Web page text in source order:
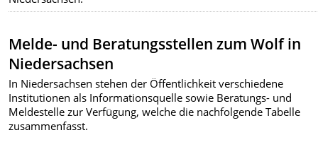
Melde- und Beratungsstellen zum Wolf in
Niedersachsen
In Niedersachsen stehen der Öffentlichkeit verschiedene
Institutionen als Informationsquelle sowie Beratungs- und
Meldestelle zur Verfügung, welche die nachfolgende Tabelle
zusammenfasst.